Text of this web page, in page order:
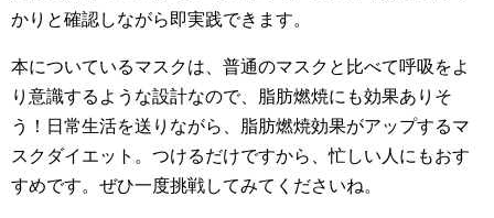
かりと確認しながら即実践できます。
本についているマスクは、普通のマスクと比べて呼吸をよ
り意識するような設計なので、脂肪燃焼にも効果ありそ
う！日常生活を送りながら、脂肪燃焼効果がアップするマ
スクダイエット。つけるだけですから、忙しい人にもおす
すめです。ぜひ一度挑戦してみてくださいね。